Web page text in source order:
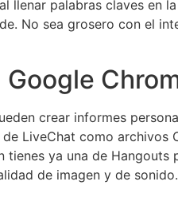
llenar palabras claves en
No sea grosero con el
Google
crear informes
LiveChat como archivos
tienes ya una de
de imagen y de